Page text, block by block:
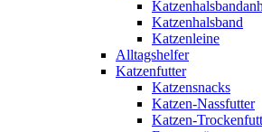
Katzenhalsband
Katzenleine
Alltagshelfer
Katzenfutter
Katzensnacks
Katzen-Nassfutter
Katzen-